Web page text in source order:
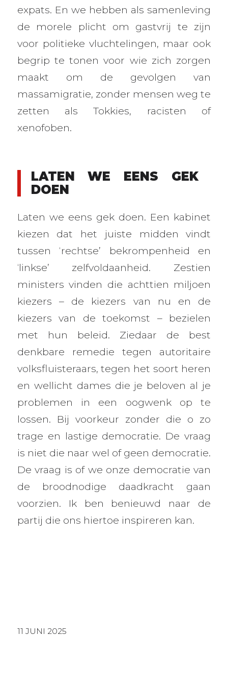
expats. En we hebben als samenleving
de morele plicht om gastvrij te zijn
voor politieke vluchtelingen, maar ook
begrip te tonen voor wie zich zorgen
maakt om de gevolgen van
massamigratie, zonder mensen weg te
zetten als Tokkies, racisten of
xenofoben.
LATEN WE EENS GEK
DOEN
Laten we eens gek doen. Een kabinet
kiezen dat het juiste midden vindt
tussen ‘rechtse’ bekrompenheid en
‘linkse’ zelfvoldaanheid. Zestien
ministers vinden die achttien miljoen
kiezers – de kiezers van nu en de
kiezers van de toekomst – bezielen
met hun beleid. Ziedaar de best
denkbare remedie tegen autoritaire
volksfluisteraars, tegen het soort heren
en wellicht dames die je beloven al je
problemen in een oogwenk op te
lossen. Bij voorkeur zonder die o zo
trage en lastige democratie. De vraag
is niet die naar wel of geen democratie.
De vraag is of we onze democratie van
de broodnodige daadkracht gaan
voorzien. Ik ben benieuwd naar de
partij die ons hiertoe inspireren kan.
11 JUNI 2025